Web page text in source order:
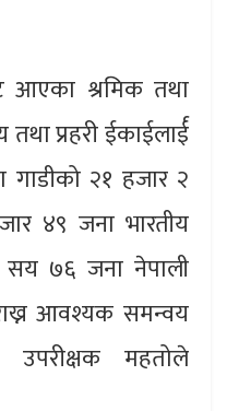
आएका श्रमिक तथा
प्रहरी ईकाईलार्ई
२१ हजार २
४९ जना भारतीय
७६ जना नेपाली
आवश्यक समन्वय
उपरीक्षक महतोले